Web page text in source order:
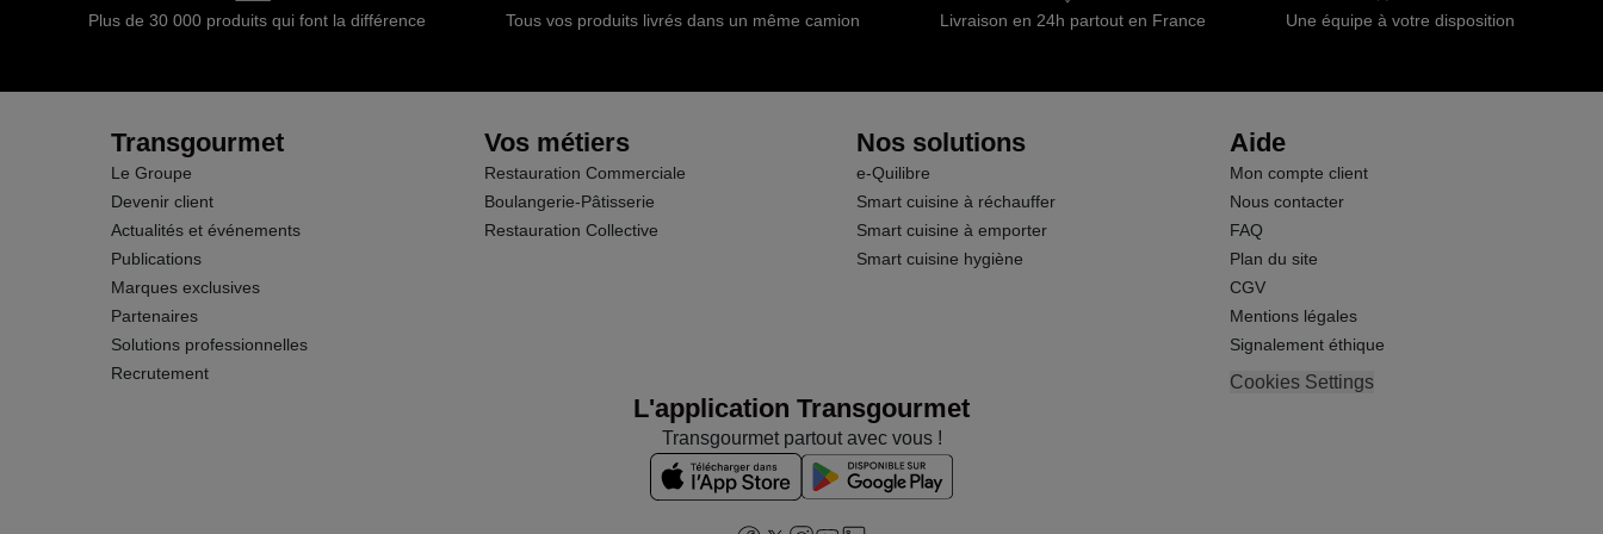
Protéines
Sel
Calcium
Plus de 30 000 produits qui font la différence Tous vos produits livrés dans un même camion Livraison en 24h partout en France Une équipe à votre disposition
Transgourmet
Le Groupe
Devenir client
Actualités et événements
Publications
Marques exclusives
Partenaires
Solutions professionnelles
Recrutement
Vos métiers
Restauration Commerciale
Boulangerie-Pâtisserie
Restauration Collective
Nos solutions
e-Quilibre
Smart cuisine à réchauffer
Smart cuisine à emporter
Smart cuisine hygiène
Aide
Mon compte client
Nous contacter
FAQ
Plan du site
CGV
Mentions légales
Signalement éthique
Cookies Settings
L'application Transgourmet
Transgourmet partout avec vous !